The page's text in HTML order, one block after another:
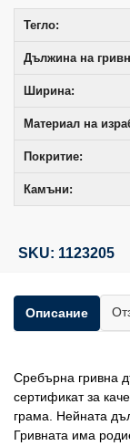
Тегло:
Дължина на
Ширина:
Материал на
Покритие:
Камъни:
SKU: 1123205
Описание
Сребърна гривна
сертификат за
грама. Нейната
Гривната има